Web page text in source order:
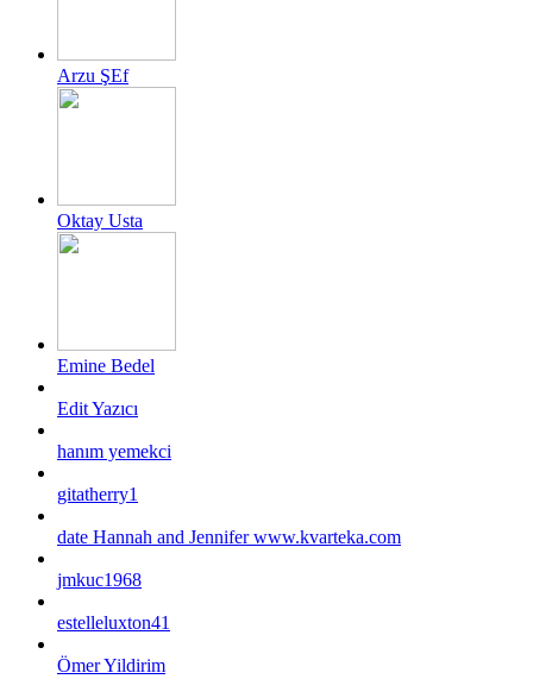
Arzu ŞEf
Oktay Usta
Emine Bedel
Edit Yazıcı
hanım yemekci
gitatherry1
date Hannah and Jennifer www.kvarteka.com
jmkuc1968
estelleluxton41
Ömer Yildirim